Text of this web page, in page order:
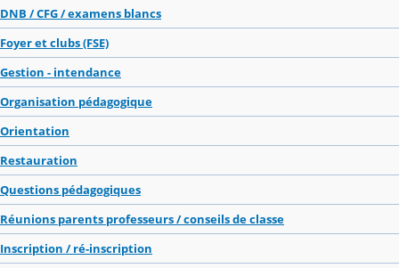
DNB / CFG / examens blancs
Foyer et clubs (FSE)
Gestion - intendance
Organisation pédagogique
Orientation
Restauration
Questions pédagogiques
Réunions parents professeurs / conseils de classe
Inscription / ré-inscription